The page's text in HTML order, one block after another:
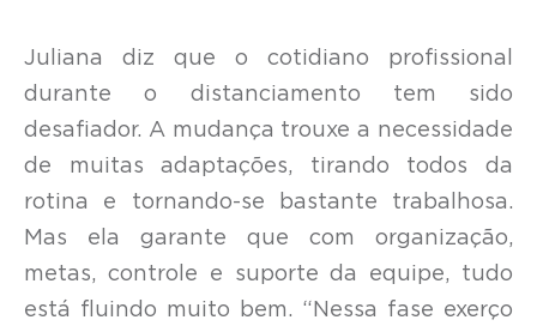
Juliana diz que o cotidiano profissional
durante o distanciamento tem sido
desafiador. A mudança trouxe a necessidade
de muitas adaptações, tirando todos da
rotina e tornando-se bastante trabalhosa.
Mas ela garante que com organização,
metas, controle e suporte da equipe, tudo
está fluindo muito bem. “Nessa fase exerço